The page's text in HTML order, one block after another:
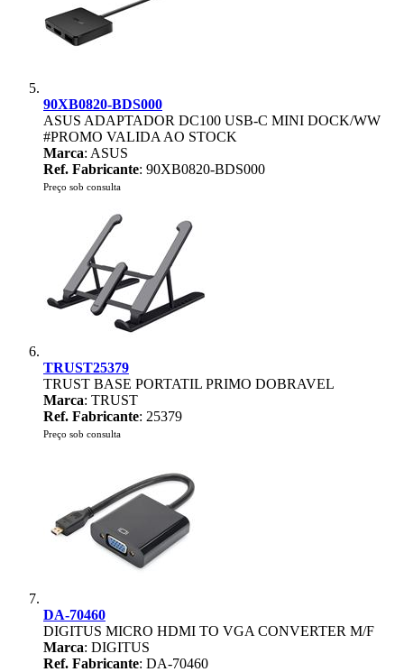
90XB0820-BDS000
ASUS ADAPTADOR DC100 USB-C MINI DOCK/WW
#PROMO VALIDA AO STOCK
Marca: ASUS
Ref. Fabricante: 90XB0820-BDS000
Preço sob consulta
TRUST25379
TRUST BASE PORTATIL PRIMO DOBRAVEL
Marca: TRUST
Ref. Fabricante: 25379
Preço sob consulta
DA-70460
DIGITUS MICRO HDMI TO VGA CONVERTER M/F
Marca: DIGITUS
Ref. Fabricante: DA-70460